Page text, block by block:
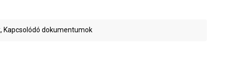
Kapcsolódó dokumentumok